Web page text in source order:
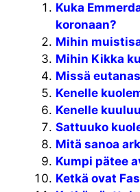
Kuka
koronaan?
Mihin
Mihin Kikka
Missä
Kenelle
Kenelle
Sattuuko
Mitä sanoa
Kumpi pätee
Ketkä ovat